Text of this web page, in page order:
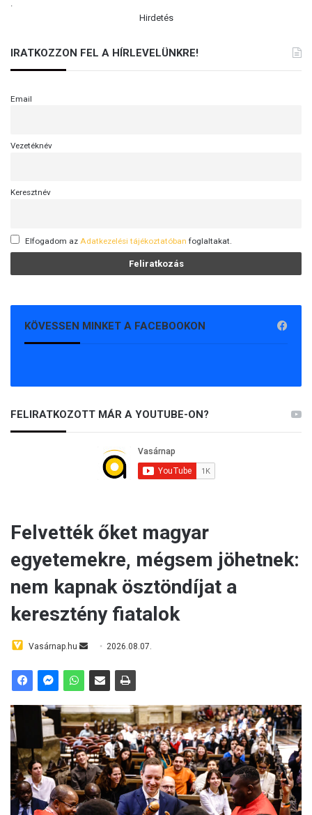
Hirdetés
IRATKOZZON FEL A HÍRLEVELÜNKRE!
Email
Vezetéknév
Keresztnév
Elfogadom az Adatkezelési tájékoztatóban foglaltakat.
KÖVESSEN MINKET A FACEBOOKON
FELIRATKOZOTT MÁR A YOUTUBE-ON?